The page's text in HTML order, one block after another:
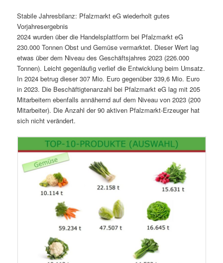
Stabile Jahresbilanz: Pfalzmarkt eG wiederholt gutes
Vorjahresergebnis
2024 wurden über die Handelsplattform bei Pfalzmarkt eG
230.000 Tonnen Obst und Gemüse vermarktet. Dieser Wert lag
etwas über dem Niveau des Geschäftsjahres 2023 (226.000
Tonnen). Leicht gegenläufig verlief die Entwicklung beim Umsatz.
In 2024 betrug dieser 307 Mio. Euro gegenüber 339,6 Mio. Euro
in 2023. Die Beschäftigtenanzahl bei Pfalzmarkt eG lag mit 205
Mitarbeitern ebenfalls annähernd auf dem Niveau von 2023 (200
Mitarbeiter). Die Anzahl der 90 aktiven Pfalzmarkt-Erzeuger hat
sich nicht verändert.